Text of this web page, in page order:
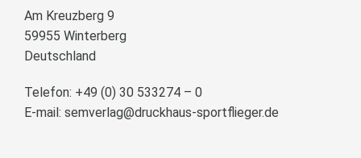
Am Kreuzberg 9
59955 Winterberg
Deutschland
Telefon: +49 (0) 30 533274 – 0
E-mail: semverlag@druckhaus-sportflieger.de